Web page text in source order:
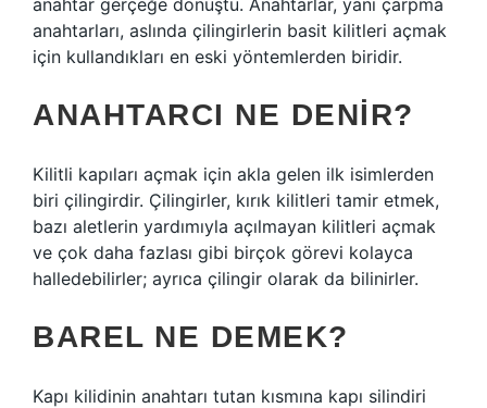
anahtar gerçeğe dönüştü. Anahtarlar, yani çarpma
anahtarları, aslında çilingirlerin basit kilitleri açmak
için kullandıkları en eski yöntemlerden biridir.
ANAHTARCI NE DENIR?
Kilitli kapıları açmak için akla gelen ilk isimlerden
biri çilingirdir. Çilingirler, kırık kilitleri tamir etmek,
bazı aletlerin yardımıyla açılmayan kilitleri açmak
ve çok daha fazlası gibi birçok görevi kolayca
halledebilirler; ayrıca çilingir olarak da bilinirler.
BAREL NE DEMEK?
Kapı kilidinin anahtarı tutan kısmına kapı silindiri